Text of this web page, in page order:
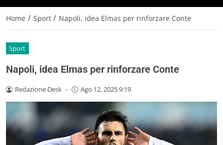
Home / Sport / Napoli, idea Elmas per rinforzare Conte
Sport
Napoli, idea Elmas per rinforzare Conte
Redazione Desk - Ago 12, 2025 9:19